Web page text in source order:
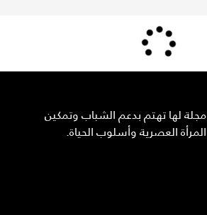
مجلة لها تهتم بدعم الشباب وتمكين
المرأة العصرية وأسلوب الحياة.